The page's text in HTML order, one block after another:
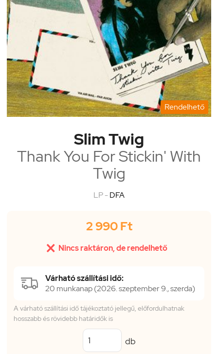
Rendelhető
Slim Twig
Thank You For Stickin' With
Twig
LP -DFA
2 990 Ft
 Nincs raktáron, de rendelhető
Várható szállítási idő:
20 munkanap (2026. szeptember 9., szerda)
A várható szállítási idő tájékoztató jellegű, előfordulhatnak
hosszabb és rövidebb határidők is
db